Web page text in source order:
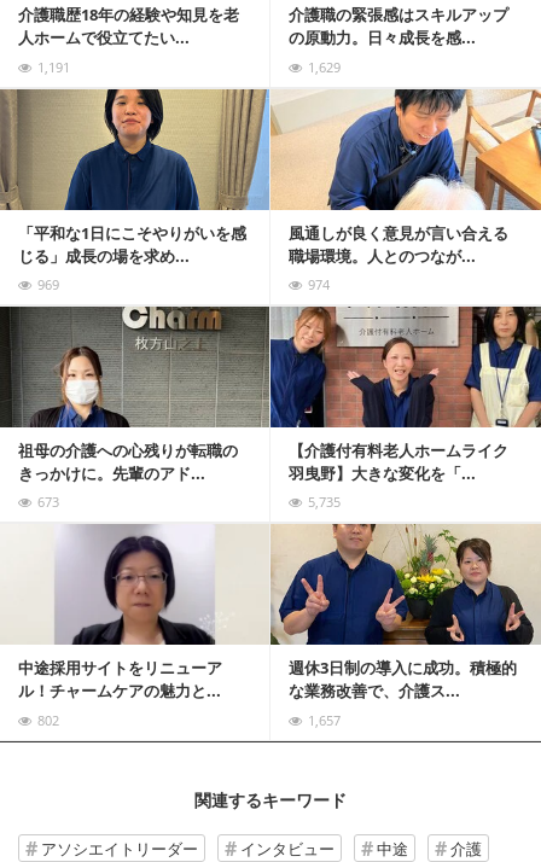
介護職歴18年の経験や知見を老
人ホームで役立てたい...
1,191
介護職の緊張感はスキルアップ
の原動力。日々成長を感...
1,629
「平和な1日にこそやりがいを感
じる」成長の場を求め...
969
風通しが良く意見が言い合える
職場環境。人とのつなが...
974
記事を読む
祖母の介護への心残りが転職の
きっかけに。先輩のアド...
673
【介護付有料老人ホームライク
羽曳野】大きな変化を「...
5,735
記事を読む
中途採用サイトをリニューア
ル！チャームケアの魅力と...
802
週休3日制の導入に成功。積極的
な業務改善で、介護ス...
1,657
関連するキーワード
アソシエイトリーダー インタビュー 中途 介護